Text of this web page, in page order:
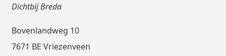
Dichtbij Breda
Bovenlandweg 10
7671 BE Vriezenveen